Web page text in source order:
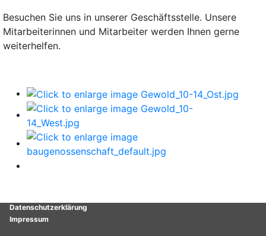
Besuchen Sie uns in unserer Geschäftsstelle. Unsere
Mitarbeiterinnen und Mitarbeiter werden Ihnen gerne
weiterhelfen.
Impressum
Datenschutzerklärung